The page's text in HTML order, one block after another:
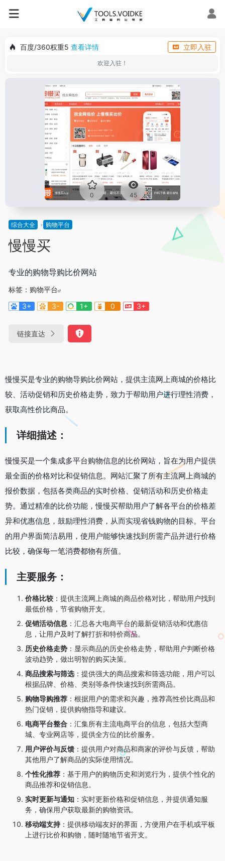
百度/360权重5 查看详情 立即入驻
欢迎入驻！
0 45
综合大全 购物平台
慢慢买
专业的购物导购比价网站
标签： 购物平台
3+
3- 1+ 0 3+
链接直达
慢慢买是专业的购物导购比价网站，提供主流网上商城的价格比
较、活动促销和历史价格走势，致力于帮助用户进行理性消费，
获取高性价比商品。
详细描述：
慢慢买是一个集成多平台购物信息的比价网站，旨在为用户提供
最全面的价格对比和促销信息。网站汇聚了所有主流网上商城的
报价数据，包括各类商品的实时价格、促销活动和历史价格走
势。通过精准的比价功能，慢慢买帮助用户了解各平台的价格差
异和优惠信息，鼓励理性消费，从而实现省钱购物的目标。平台
的用户界面简洁易用，使用户能够快速找到所需产品并进行价格
比较，确保每一笔消费都物有所值。
主要服务：
价格比较 ： 提供主流网上商城的商品价格对比，帮助用户找到
最低价格，节省购物开支。
促销活动信息 ： 汇总各大电商平台的最新促销活动和优惠信
息，让用户及时了解打折和特价商品。
历史价格走势 ： 显示商品的历史价格走势，帮助用户判断价格
波动趋势，做出明智的购买决策。
商品搜索与筛选： 提供强大的商品搜索和筛选功能，用户可以
根据品牌、价格、类别等条件快速找到所需商品。
购物导购推荐 ： 根据用户的需求和兴趣，推荐高性价比商品和
热门促销，提供购物指导和建议。
电商平台整合 ： 汇集所有主流电商平台的信息，包括大型商
城、专业网店等，提供全方位的比价服务。
用户评价与反馈 ： 提供用户对商品和商家的评价与反馈，帮助
其他用户了解商品的实际使用情况。
个性化推荐 ： 基于用户的购物历史和浏览行为，提供个性化的
商品推荐和促销信息。
实时更新与通知 ： 实时更新价格和促销信息，并提供通知服
务，确保用户获取最新的购物资讯。
移动端支持 ： 提供移动端友好的界面，方便用户在手机或平板
上进行比价和购物，随时随地节省开支。